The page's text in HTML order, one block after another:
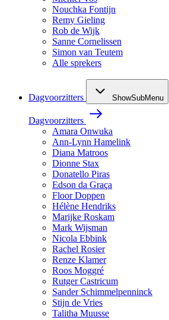
Nouchka Fontijn
Remy Gieling
Rob de Wijk
Sanne Cornelissen
Simon van Teutem
Alle sprekers
Dagvoorzitters ShowSubMenu
Dagvoorzitters
Amara Onwuka
Ann-Lynn Hamelink
Diana Matroos
Dionne Stax
Donatello Piras
Edson da Graça
Floor Doppen
Hélène Hendriks
Marijke Roskam
Mark Wijsman
Nicola Ebbink
Rachel Rosier
Renze Klamer
Roos Moggré
Rutger Castricum
Sander Schimmelpenninck
Stijn de Vries
Talitha Muusse